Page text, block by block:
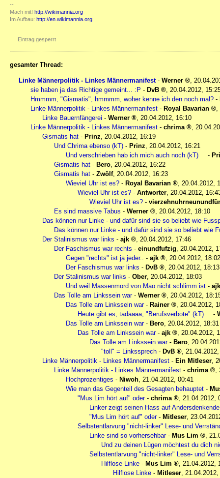
--
Mach mit! http://wikimannia.org
Im Aufbau: http://en.wikimannia.org
Eintrag gesperrt
gesamter Thread:
Linke Männerpolitik - Linkes Männermanifest- Werner ,
sie haben ja das Richtige gemeint... :P - DvB , 20.04.2012,
Hmmmm, "Gismatis", hmmmm, woher kenne ich den noch mal? -
Linke Männerpolitik - Linkes Männermanifest - Royal Bavarian
,
Linke Bauernfängerei - Werner , 20.04.2012, 16:10
Linke Männerpolitik - Linkes Männermanifest - chrima ,
Gismatis hat - Prinz, 20.04.2012, 16:19
Und Chrima ebenso (kT) - Prinz, 20.04.2012, 16:21
Und verschrieben hab ich mich auch noch (kT)
-
Gismatis hat - Bero, 20.04.2012, 16:22
Gismatis hat - Zwölf, 20.04.2012, 16:23
Wieviel Uhr ist es? - Royal Bavarian , 20.04.2012,
Wieviel Uhr ist es? - Antworter, 20.04.2012,
Wieviel Uhr ist es? -
Es sind massive Tabus - Werner , 20.04.2012, 18:10
Das können nur Linke - und dafür sind sie so beliebt wie
Das können nur Linke - und dafür sind sie so beliebt wie
Der Stalinismus war links - ajk , 20.04.2012, 17:46
Der Faschismus war rechts - einundfufzig, 20.04.2012,
Gegen "rechts" ist ja jeder.. - ajk , 20.04.2012, 18:02
Der Faschismus war links - DvB , 20.04.2012, 18:13
Der Stalinismus war links - Ober, 20.04.2012, 18:03
Und weil Massenmord von Mao nicht schlimm ist - ajk
Das Tolle am Linkssein war- Werner , 20.04.2012,
Das Tolle am Linkssein war- Rainer , 20.04.2012,
Heute gibt es, tadaaaa, "Berufsverbote" (kT)
-
Das Tolle am Linkssein war- Bero, 20.04.2012, 18:31
Das Tolle am Linkssein war- ajk , 20.04.2012,
Das Tolle am Linkssein war- Bero,
"toll" = Linkssprech - DvB ,
Linke Männerpolitik - Linkes Männermanifest - Ein Mitleser,
Linke Männerpolitik - Linkes Männermanifest - chrima ,
Hochprozentiges - Niwoh, 21.04.2012, 00:41
Wie man das Gegenteil des Gesagten behauptet -
"Mus Lim hört auf" oder- chrima , 21.04.2012,
Linker zeigt seinen Hass auf
"Mus Lim hört auf" oder- Mitleser,
Selbstentlarvung "nicht-linker" Lese- und
Linke sind so vorhersehbar- Mus Lim ,
Und zu deinen Lügen möchtest du dich
Selbstentlarvung "nicht-linker" Lese- und
Hilflose Linke - Mus Lim , 21.04.2012,
Hilflose Linke - Mitleser,